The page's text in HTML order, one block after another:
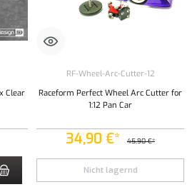
Clear
desiderata o usa i pulsanti per aumentare o
RF-Wheel-Arc-Cutter-12
Raceform Perfect Wheel Arc Cutter for
1:12 Pan Car
34,90 €* 45,90 €*
Nicht lagernd